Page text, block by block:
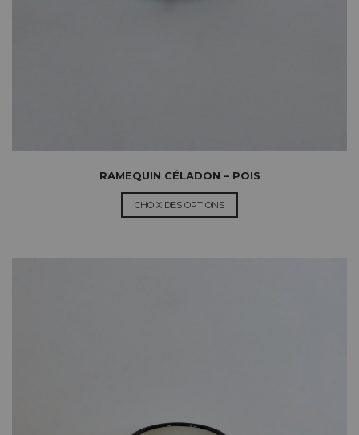
RAMEQUIN CÉLADON – POIS
CHOIX DES OPTIONS